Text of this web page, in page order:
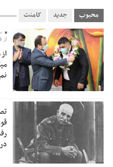
فریدون جیرانی: اکبر عبدی
0:58
تسهیلات اشتغالزایی در
اولویت‌های گیلان پرداخت شود
2:53
زمان جلسه سرنوشت‌ساز هیات
قلعه‌نویی مشخص شد
2:50
دفتر رهبر انقلاب: مطالب
2:46
بقائی: فضای مذاکرات فنی و
هرمز، مثبت است
1:30
رئیس سازمان جهاد کشاورزی
دریافت یارانه کود اقدام کنند
محبوب جدید کامنت
از